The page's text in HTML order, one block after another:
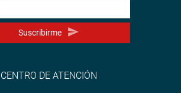
Suscribirme
CENTRO DE ATENCIÓN